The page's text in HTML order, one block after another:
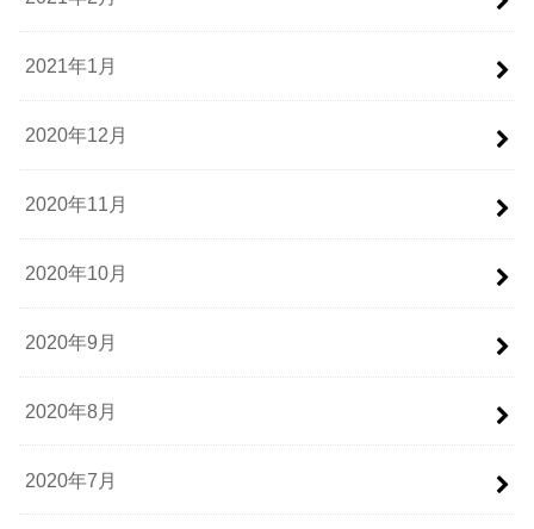
2021年1月
2020年12月
2020年11月
2020年10月
2020年9月
2020年8月
2020年7月